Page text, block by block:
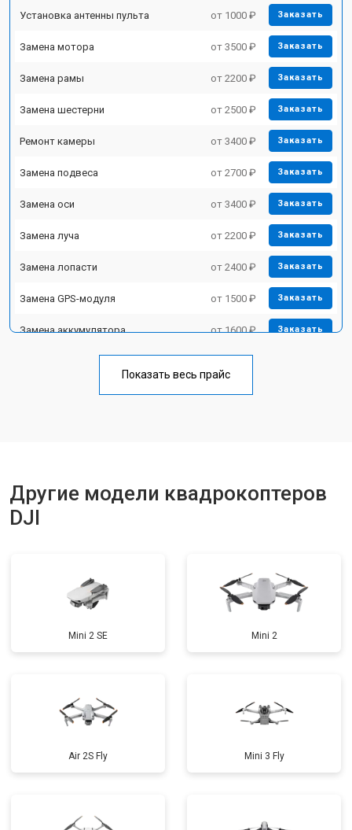
Установка антенны пульта от 1000 ₽ Заказать
Замена мотора от 3500 ₽ Заказать
Замена рамы от 2200 ₽ Заказать
Замена шестерни от 2500 ₽ Заказать
Ремонт камеры от 3400 ₽ Заказать
Замена подвеса от 2700 ₽ Заказать
Замена оси от 3400 ₽ Заказать
Замена луча от 2200 ₽ Заказать
Замена лопасти от 2400 ₽ Заказать
Замена GPS-модуля от 1500 ₽ Заказать
Замена аккумулятора от 1600 ₽ Заказать
от 1800 ₽
Показать весь прайс
Другие модели квадрокоптеров
DJI
Mini 2 SE Mini 2
Air 2S Fly Mini 3 Fly